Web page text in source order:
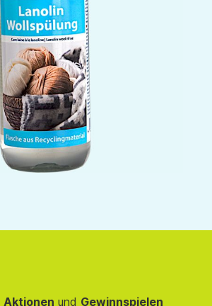
Aktionen und Gewinnspielen